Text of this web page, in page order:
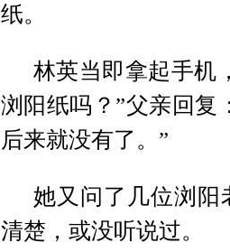
纸。
林英当即拿起手机
浏阳纸吗？”父亲回复
后来就没有了。”
她又问了几位浏
清楚，或没听说过。